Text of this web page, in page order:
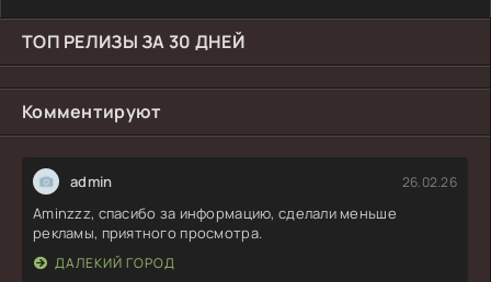
ТОП РЕЛИЗЫ ЗА 30 ДНЕЙ
Комментируют
admin 26.02.26
Aminzzz, спасибо за информацию, сделали меньше
рекламы, приятного просмотра.
ДАЛЕКИЙ ГОРОД